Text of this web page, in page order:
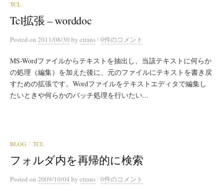
TCL
Tcl拡張 – worddoc
Posted on 2011/08/30 by ctrans/0件のコメント
MS-Wordファイルからテキストを抽出し、当該テキストに何らか
の処理（編集）を加えた後に、元のファイルにテキストを書き戻
すための拡張です。Wordファイルをテキストエディタで編集し
たいときや何らかのバッチ処理を行いたい...
BLOG / TCL
フォルダ内を再帰的に検索
Posted on 2009/10/04 by ctrans/0件のコメント